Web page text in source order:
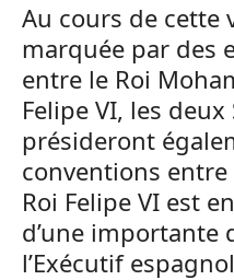
Au cours de cette
marquée par des
entre le Roi
Felipe VI, les
présideront
conventions entre
Roi Felipe VI est
d’une importante
l’Exécutif